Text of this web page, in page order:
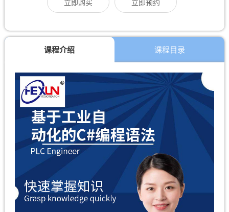
课程介绍 课程目录